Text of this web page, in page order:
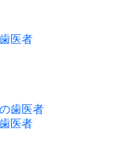
医者
歯医者
医者